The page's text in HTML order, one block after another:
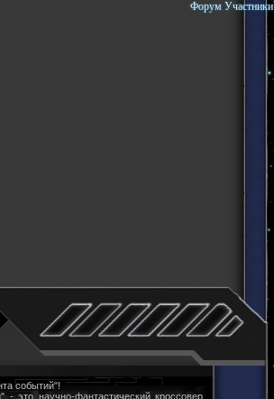
Форум Участники
событий"!
это научно-фантастический кроссовер,